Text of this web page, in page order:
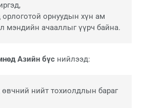
орлоготой орнуудын хүн ам
мэндийн ачааллыг үүрч байна.
Азийн бүс нийлээд:
нийт тохиолдлын бараг